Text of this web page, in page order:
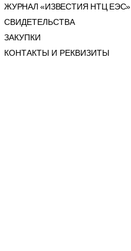
ЖУРНАЛ «ИЗВЕСТИЯ НТЦ ЕЭС»
СВИДЕТЕЛЬСТВА
ЗАКУПКИ
КОНТАКТЫ И РЕКВИЗИТЫ